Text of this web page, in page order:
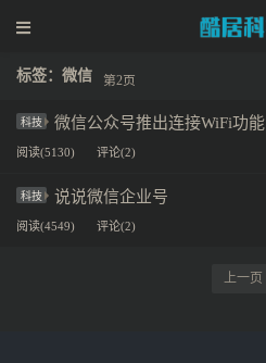
标签：微信 第2页
科技 微信公众号推出连接WiFi功能
阅读(5130) 评论(2)
科技 说说微信企业号
阅读(4549) 评论(2)
上一页